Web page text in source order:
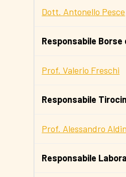
Dott. Antonello Pesce
Responsabile
Prof. Valerio Freschi
Responsabile
Prof. Alessandro
Responsabile